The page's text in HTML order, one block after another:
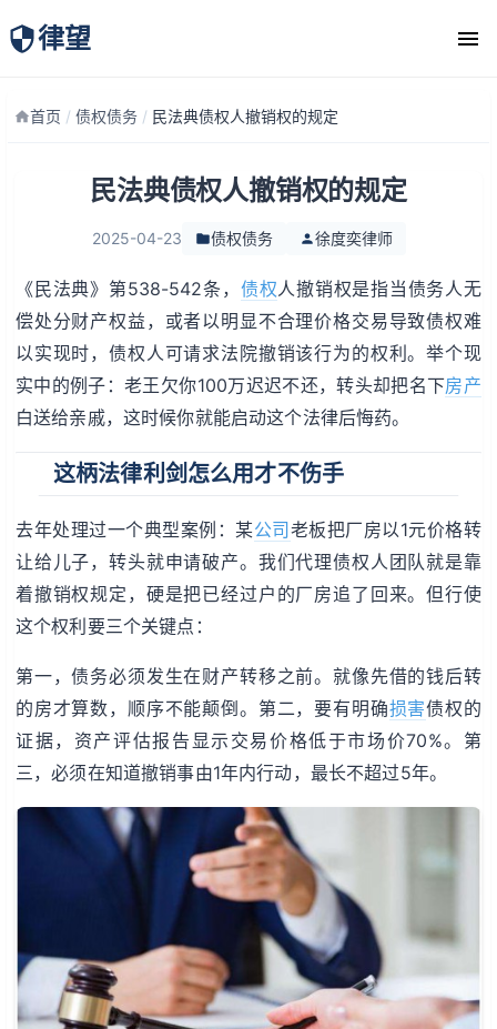
律望
律师团队
首页 / 债权债务 / 民法典债权人撤销权的规定
民法典债权人撤销权的规定
2025-04-23 债权债务 徐度奕律师
《民法典》第538-542条， 债权人撤销权是指当债务人无
偿处分财产权益，或者以明显不合理价格交易导致债权难
以实现时，债权人可请求法院撤销该行为的权利。举个现
实中的例子：老王欠你100万迟迟不还，转头却把名下房产
白送给亲戚，这时候你就能启动这个法律后悔药。
这柄法律利剑怎么用才不伤手
去年处理过一个典型案例：某公司 老板把厂房以1元价格转
让给儿子，转头就申请破产。我们代理债权人团队就是靠
着撤销权规定，硬是把已经过户的厂房追了回来。但行使
这个权利要三个关键点：
第一，债务必须发生在财产转移之前。就像先借的钱后转
的房才算数，顺序不能颠倒。第二，要有明确损害债权的
证据，资产评估报告显示交易价格低于市场价70%。第
三，必须在知道撤销事由1年内行动，最长不超过5年。